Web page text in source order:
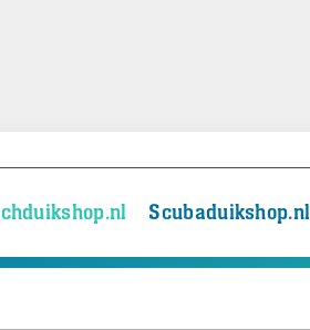
Scubaduikshop.nl